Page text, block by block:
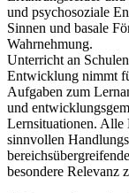
und psychosoziale
Sinnen und basale
Wahrnehmung.
Unterricht an
Entwicklung nimmt
Aufgaben zum
und
Lernsituationen. Alle
sinnvollen
besondere Relevanz